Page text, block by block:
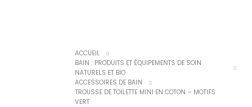
ACCUEIL
BAIN : PRODUITS ET ÉQUIPEMENTS DE SOIN
NATURELS ET BIO
ACCESSOIRES DE BAIN
TROUSSE DE TOILETTE MINI EN COTON – MOTIFS
VERT